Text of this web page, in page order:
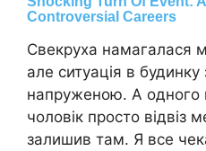
Свекруха намагалася
але ситуація в
напруженою. А одного
чоловік просто відвіз
залишив там. Я все